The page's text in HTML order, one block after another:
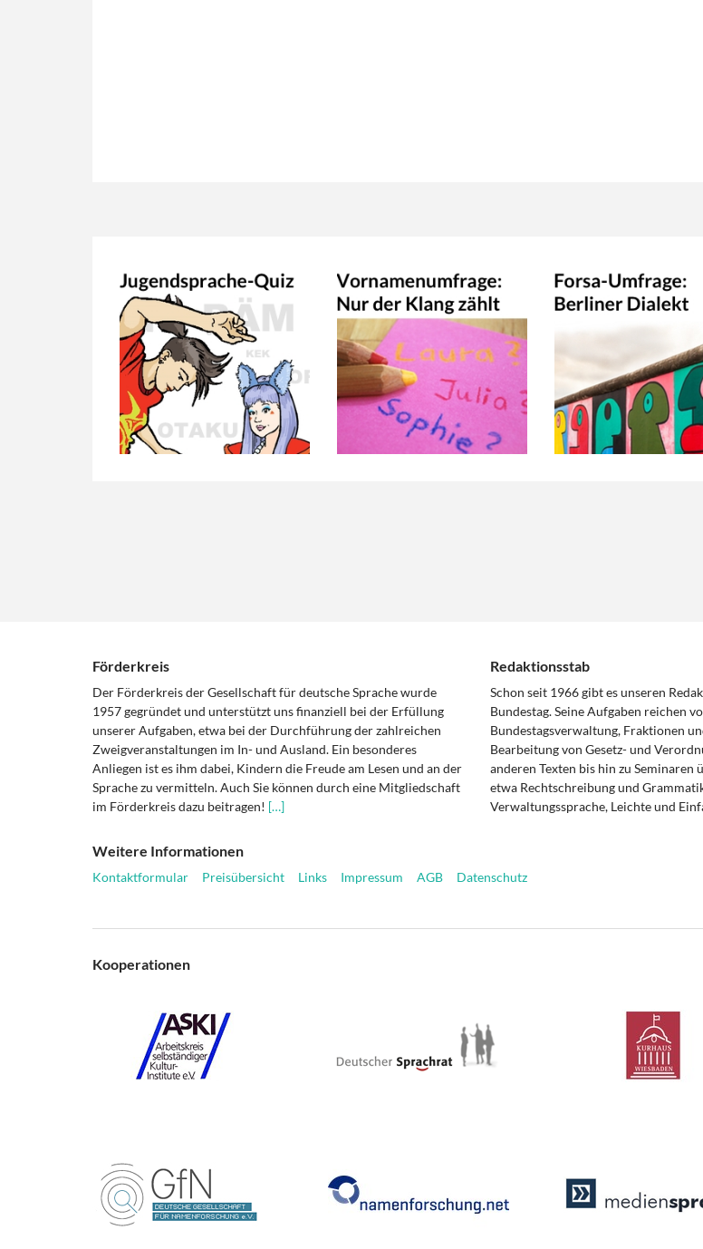
Förderkreis
Der Förderkreis der Gesellschaft für deutsche Sprache wurde
1957 gegründet und unterstützt uns finanziell bei der Erfüllung
unserer Aufgaben, etwa bei der Durchführung der zahlreichen
Zweigveranstaltungen im In- und Ausland. Ein besonderes
Anliegen ist es ihm dabei, Kindern die Freude am Lesen und an der
Sprache zu vermitteln. Auch Sie können durch eine Mitgliedschaft
im Förderkreis dazu beitragen! […]
Redaktionsstab
Schon seit 1966 gibt es unseren
Bundestag. Seine Aufgaben reichen
Bundestagsverwaltung, Fraktionen
Bearbeitung von Gesetz- und
anderen Texten bis hin zu Seminaren
etwa Rechtschreibung und
Verwaltungssprache, Leichte und
Weitere Informationen
Kontaktformular Preisübersicht Links Impressum AGB Datenschutz
Kooperationen